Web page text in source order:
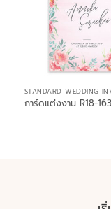
STANDARD WEDDING
การ์ดแต่งงาน R18-163